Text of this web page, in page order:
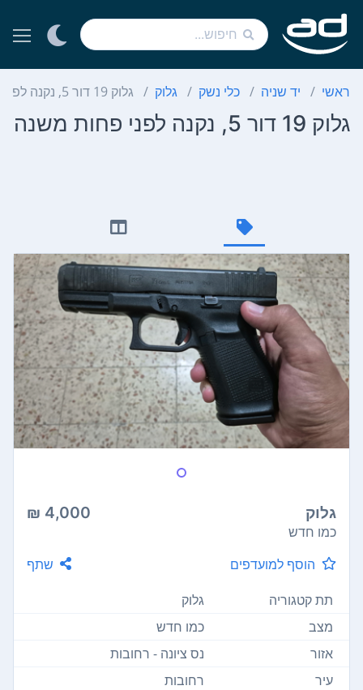
ראשי יד שניה כלי נשק גלוק גלוק 19 דור 5, נקנה לפני פחות משנה
גלוק 19 דור 5, נקנה לפני פחות משנה
גלוק 4,000 ₪
כמו חדש
הוסף למועדפים
שתף
תת קטגוריה
גלוק
מצב
כמו חדש
אזור
נס ציונה - רחובות
עיר
רחובות